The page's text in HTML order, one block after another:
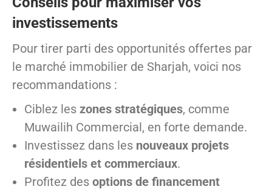
investissements
Pour tirer parti des opportunités offertes par
le marché immobilier de Sharjah, voici nos
recommandations :
Ciblez les zones stratégiques, comme
Muwailih Commercial, en forte demande.
Investissez dans les nouveaux projets
résidentiels et commerciaux.
Profitez des options de financement